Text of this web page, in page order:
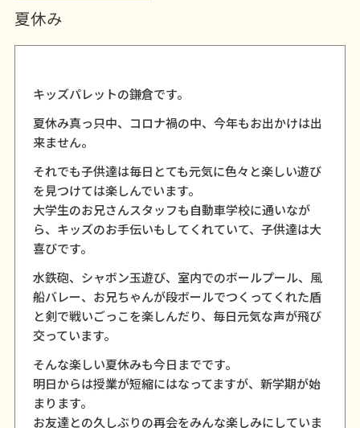
夏休み
キッズパレットの鎌倉です。
夏休み真っ只中、コロナ禍の中、今年もお出かけは出
来ません。
それでも子供達は毎日とても元気に色々と楽しい遊び
を見つけては楽しんでいます。
大学生のお兄さんスタッフも自動車学校に通いなが
ら、キッズのお手伝いもしてくれていて、子供達は大
喜びです。
水鉄砲、シャボン玉遊び、室内でのボールプール、風
船バレー、お兄ちゃんが段ボールでつくってくれた盾
と剣で戦いごっこを楽しんだり、毎日元気な声が飛び
交っています。
そんな楽しい夏休みも今日までです。
明日からは授業が短縮にはなってますが、新学期が始
まります。
お友達との久しぶりの再会をみんな楽しみにしていま